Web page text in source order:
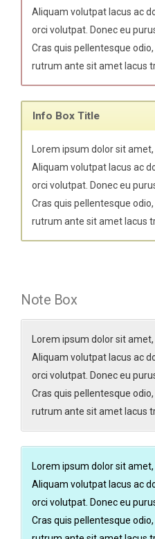
Aliquam volutpat lacus ac
orci volutpat. Donec eu
Cras quis pellentesque
rutrum ante sit amet lacus
Info Box Title
Lorem ipsum dolor sit
Aliquam volutpat lacus ac
orci volutpat. Donec eu
Cras quis pellentesque
rutrum ante sit amet lacus
Note Box
Lorem ipsum dolor sit
Aliquam volutpat lacus ac
orci volutpat. Donec eu
Cras quis pellentesque
rutrum ante sit amet lacus
Lorem ipsum dolor sit
Aliquam volutpat lacus ac
orci volutpat. Donec eu
Cras quis pellentesque